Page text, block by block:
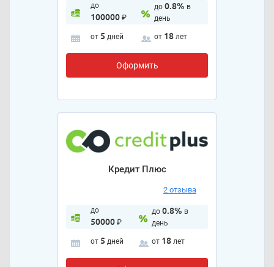
до
100000₽
до 0.8% в
день
от 5 дней от 18 лет
Оформить
Кредит Плюс
2 отзыва
до
50000₽
до 0.8% в
день
от 5 дней от 18 лет